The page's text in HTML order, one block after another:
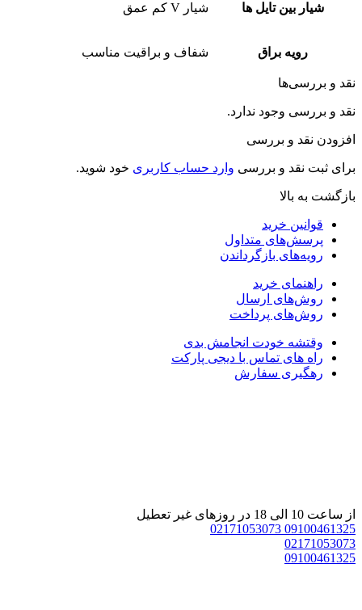
شیار بین تایل ها شیار V کم عمق
رویه براق شفاف و براقیت مناسب
نقد و بررسی‌ها
نقد و بررسی وجود ندارد.
افزودن نقد و بررسی
برای ثبت نقد و بررسی وارد حساب کاربری خود شوید.
بازگشت به بالا
قوانین خرید
پرسش‌های متداول
رویه‌های بازگرداندن
راهنمای خرید
روش‌های ارسال
روش‌های پرداخت
وقتشه خودت انجامش بدی
راه های تماس با دیجی پارکت
رهگیری سفارش
از ساعت 10 الی 18 در روزهای غیر تعطیل
09100461325
02171053073
02171053073
09100461325